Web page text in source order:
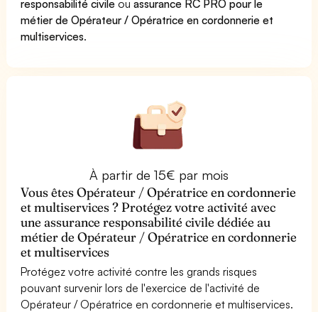
responsabilité civile ouassurance RC PRO pour le
métier de Opérateur / Opératrice en cordonnerie et
multiservices.
À partir de 15€ par mois
Vous êtes Opérateur / Opératrice en cordonnerie
et multiservices ? Protégez votre activité avec
une assurance responsabilité civile dédiée au
métier de Opérateur / Opératrice en cordonnerie
et multiservices
Protégez votre activité contre les grands risques
pouvant survenir lors de l'exercice de l'activité de
Opérateur / Opératrice en cordonnerie et multiservices.